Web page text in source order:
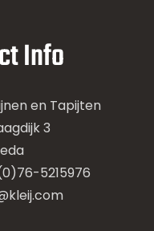
Info
en Tapijten
3
5215976